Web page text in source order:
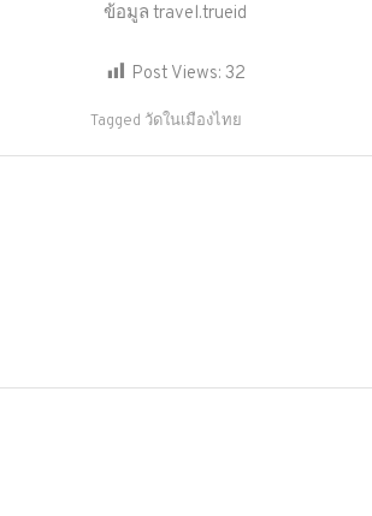
ข้อมูล travel.trueid
Post Views: 32
Tagged วัดในเมืองไทย